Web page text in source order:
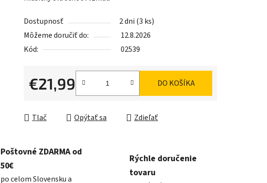
z
5
hviezdičiek.
Dostupnosť 2 dni (3 ks)
Môžeme doručiť do:
12.8.2026
Kód:
02539
€21,99
Jednotková cena:
DO KOŠÍKA
Tlač Opýtať sa Zdieľať
Poštovné ZDARMA od
50€
po celom Slovensku a
Rýchle doručenie
tovaru